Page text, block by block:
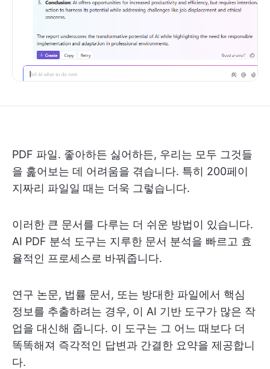
PDF 파일. 좋아하든 싫어하든, 우리는 모두 그것들
을 훑어보는 데 어려움을 겪습니다. 특히 200페이
지짜리 파일일 때는 더욱 그렇습니다.
이러한 큰 문서를 다루는 더 쉬운 방법이 있습니다.
AI PDF 분석 도구는 지루한 문서 분석을 빠르고 효
율적인 프로세스로 바꿔줍니다.
연구 논문, 법률 문서, 또는 방대한 파일에서 핵심
정보를 추출하려는 경우, 이 AI 기반 도구가 많은 작
업을 대신해 줍니다. 이 도구는 그 어느 때보다 더
똑똑해져 즉각적인 답변과 간결한 요약을 제공합니
다.